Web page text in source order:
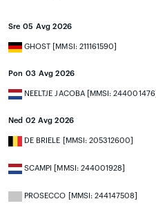
Sre 05 Avg 2026
GHOST [MMSI: 211161590]
Pon 03 Avg 2026
NEELTJE JACOBA [MMSI: 244001476]
Ned 02 Avg 2026
DE BRIELE [MMSI: 205312600]
SCAMPI [MMSI: 244001928]
PROSECCO [MMSI: 244147508]